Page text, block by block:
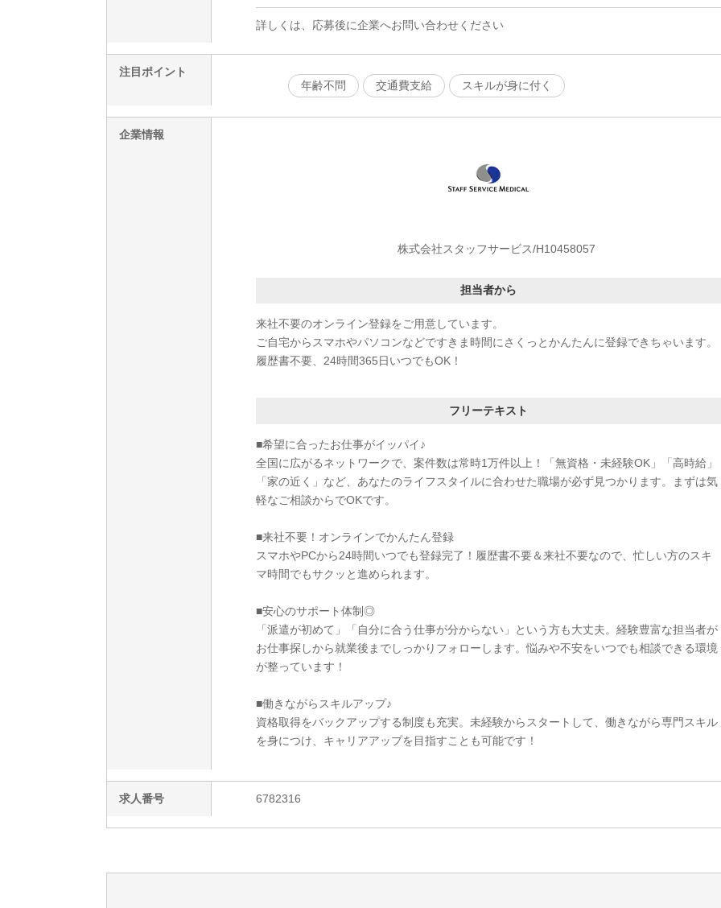
詳しくは、応募後に企業へお問い合わせください
注目ポイント
年齢不問
交通費支給 スキルが身に付く
企業情報
株式会社スタッフサービス/H10458057
担当者から
来社不要のオンライン登録をご用意しています。
ご自宅からスマホやパソコンなどですきま時間にさくっとかんたんに登録できちゃいます。
履歴書不要、24時間365日いつでもOK！
フリーテキスト
■希望に合ったお仕事がイッパイ♪
全国に広がるネットワークで、案件数は常時1万件以上！「無資格・未経験OK」「高時給」
「家の近く」など、あなたのライフスタイルに合わせた職場が必ず見つかります。まずは気
軽なご相談からでOKです。
■来社不要！オンラインでかんたん登録
スマホやPCから24時間いつでも登録完了！履歴書不要＆来社不要なので、忙しい方のスキ
マ時間でもサクッと進められます。
■安心のサポート体制◎
「派遣が初めて」「自分に合う仕事が分からない」という方も大丈夫。経験豊富な担当者が
お仕事探しから就業後までしっかりフォローします。悩みや不安をいつでも相談できる環境
が整っています！
■働きながらスキルアップ♪
資格取得をバックアップする制度も充実。未経験からスタートして、働きながら専門スキル
を身につけ、キャリアアップを目指すことも可能です！
求人番号 6782316